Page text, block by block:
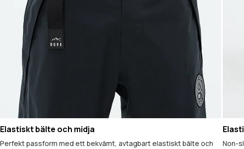
Elastiskt bälte och midja
Perfekt passform med ett bekvämt, avtagbart elastiskt bälte och
Non-